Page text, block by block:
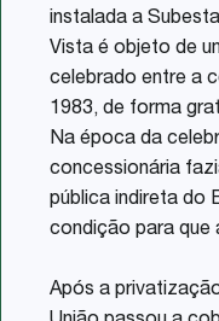
instalada a
Vista é objeto de
celebrado entre a
1983, de forma
Na época da
concessionária
pública indireta do
condição para que
Após a